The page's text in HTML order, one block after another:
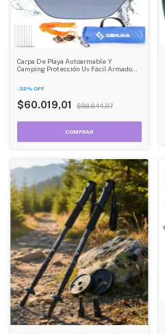
Carpa De Playa Autoarmable Y
Camping Protección Uv Fácil Armado
-32% OFF
$60.019,01 $88.844,97